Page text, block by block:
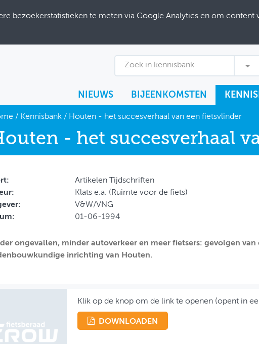
bezoekerstatistieken te meten via Google Analytics en om content
Zoek in kennisbank
NIEUWS BIJEENKOMSTEN
/ Kennisbank/ Houten - het succesverhaal van een fietsvlinder
- het succesverhaal
Artikelen Tijdschriften
Klats e.a. (Ruimte voor de fiets)
V&W/VNG
01-06-1994
ongevallen, minder autoverkeer en meer fietsers: gevolgen
inrichting van Houten.
Klik op de knop om de link te openen (opent in
DOWNLOADEN